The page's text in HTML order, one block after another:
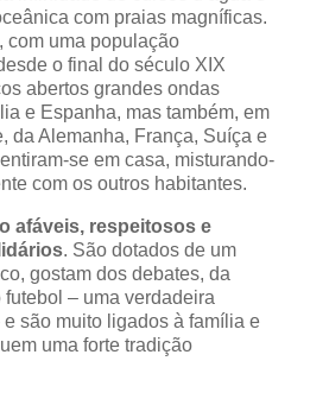
com praias magníficas.
com uma população
o final do século XIX
abertos grandes ondas
e Espanha, mas também, em
da Alemanha, França, Suíça e
se em casa, misturando-
com os outros habitantes.
afáveis, respeitosos e
. São dotados de um
gostam dos debates, da
futebol – uma verdadeira
são muito ligados à família e
uma forte tradição